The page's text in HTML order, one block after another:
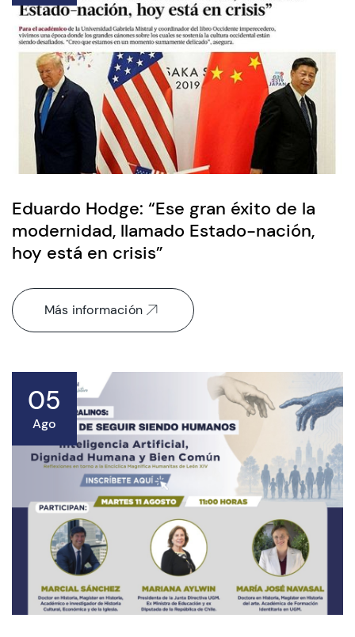
Eduardo Hodge: “Ese gran éxito de la
modernidad, llamado Estado-nación,
hoy está en crisis”
Más información
05
Ago